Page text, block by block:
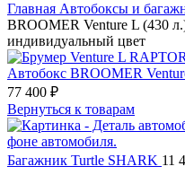
Главная Автобоксы и
BROOMER Venture L (430
индивидуальный цвет
Автобокс BROOMER
77 400 ₽
Вернуться к товарам
Багажник Turtle SHARK 11